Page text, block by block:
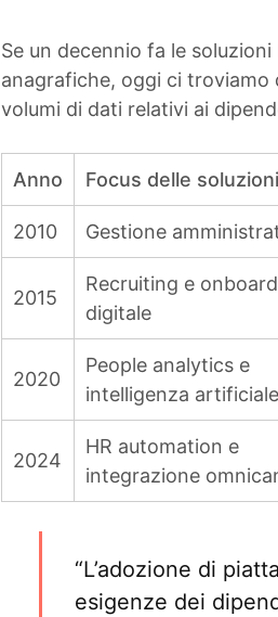
Se un decennio fa le
anagrafiche, oggi ci
volumi di dati relativi ai
Anno Focus delle
2010 Gestione
2015
Recruiting e
digitale
2020
People analytics e
intelligenza artificiale
2024
HR automation e
integrazione
“L’adozione di
esigenze dei